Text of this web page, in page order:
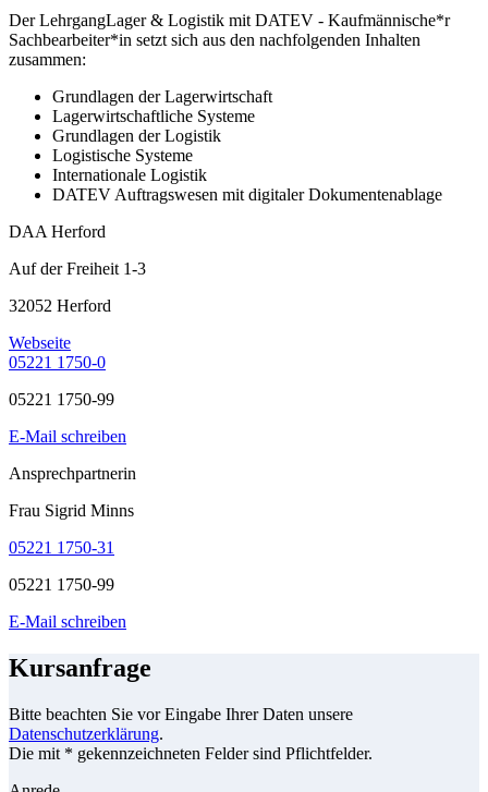
Der LehrgangLager & Logistik mit DATEV - Kaufmännische*r
Sachbearbeiter*in setzt sich aus den nachfolgenden Inhalten
zusammen:
Grundlagen der Lagerwirtschaft
Lagerwirtschaftliche Systeme
Grundlagen der Logistik
Logistische Systeme
Internationale Logistik
DATEV Auftragswesen mit digitaler Dokumentenablage
DAA Herford
Auf der Freiheit 1-3
32052 Herford
Webseite
05221 1750-0
05221 1750-99
E-Mail schreiben
Ansprechpartnerin
Frau Sigrid Minns
05221 1750-31
05221 1750-99
E-Mail schreiben
Kursanfrage
Bitte beachten Sie vor Eingabe Ihrer Daten unsere
Datenschutzerklärung.
Die mit * gekennzeichneten Felder sind Pflichtfelder.